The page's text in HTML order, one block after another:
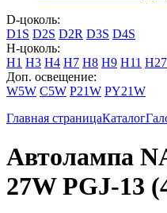
D-цоколь:
D1S D2S D2R D3S D4S
H-цоколь:
H1 H3 H4 H7 H8 H9 H11
Доп. освещение:
W5W C5W P21W PY21W
Главная страницаКаталог
Автолампа
27W PGJ-13